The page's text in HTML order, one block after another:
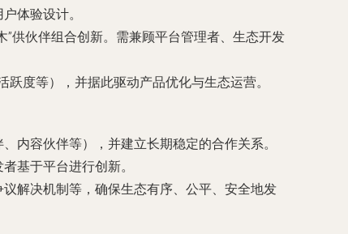
体验设计。
供伙伴组合创新。需兼顾平台管理者、生态开发
度等），并据此驱动产品优化与生态运营。
内容伙伴等），并建立长期稳定的合作关系。
基于平台进行创新。
解决机制等，确保生态有序、公平、安全地发